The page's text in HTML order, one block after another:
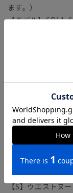
ます。）
【モデル】CR11-S
※モデルにより仕
細を必ずご確認下
【洗濯表示】ド
ウォッシャブル商
サイズ詳細
モデル：183cm
着用サイズ：L
【S】ウエストヌ